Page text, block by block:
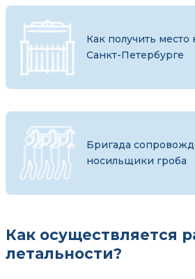
Как получить
Санкт-Петербурге
Бригада
носильщики гроба
Как осуществляется
летальности?